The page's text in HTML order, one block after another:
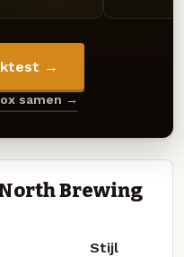
→
samen →
Brewing
Stijl